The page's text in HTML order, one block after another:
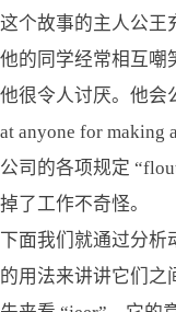
这个故事的主人公王
他的同学经常相互嘲
他很令人讨厌。他会
at anyone for making
公司的各项规定
掉了工作不奇怪。
下面我们就通过分析
的用法来讲讲它们之